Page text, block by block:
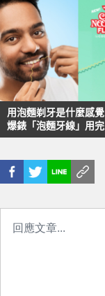
用泡麵剃牙是什麼感
爆錶「泡麵牙線」用
風味｜居然還有四種